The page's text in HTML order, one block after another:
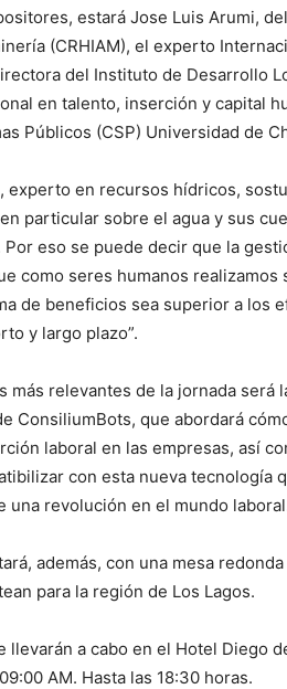
estará Jose Luis Arumi,
(CRHIAM), el experto
del Instituto de Desarrollo
en talento, inserción y capital
Públicos (CSP) Universidad de
experto en recursos hídricos,
particular sobre el agua y sus
eso se puede decir que la
como seres humanos realizamos
de beneficios sea superior a los
y largo plazo”.
más relevantes de la jornada
ConsiliumBots, que abordará
laboral en las empresas, así
con esta nueva tecnología
una revolución en el mundo
además, con una mesa
para la región de Los Lagos.
llevarán a cabo en el Hotel Diego
AM. Hasta las 18:30 horas.